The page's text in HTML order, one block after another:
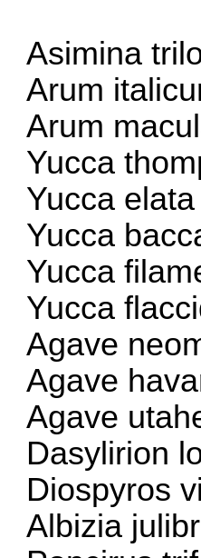
Asimina
Arum
Arum
Yucca
Yucca elata
Yucca
Yucca
Yucca
Agave
Agave
Agave
Dasylirion
Diospyros
Albizia